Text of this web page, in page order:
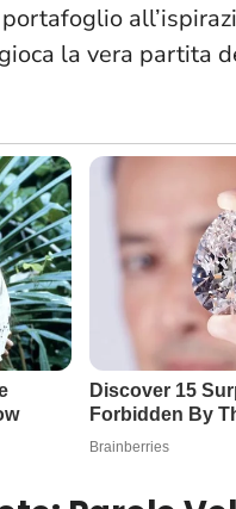
la vera partita